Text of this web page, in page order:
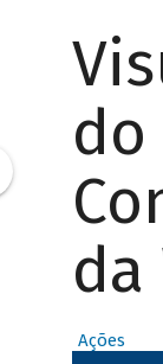
do
da
Ações